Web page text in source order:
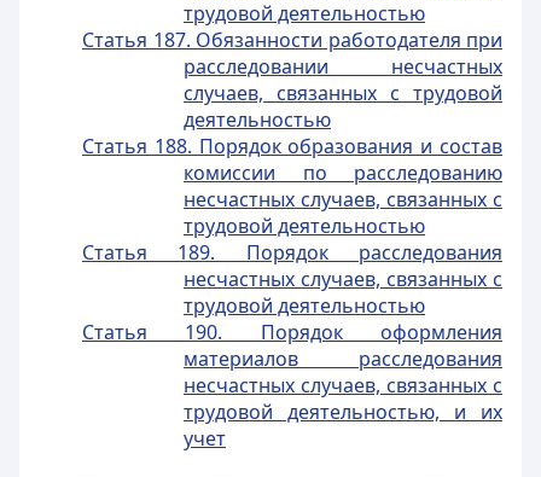
трудовой деятельностью
Статья 187. Обязанности работодателя при
расследовании несчастных
случаев, связанных с трудовой
деятельностью
Статья 188. Порядок образования и состав
комиссии по расследованию
несчастных случаев, связанных с
трудовой деятельностью
Статья 189. Порядок расследования
несчастных случаев, связанных с
трудовой деятельностью
Статья 190. Порядок оформления
материалов расследования
несчастных случаев, связанных с
трудовой деятельностью, и их
учет